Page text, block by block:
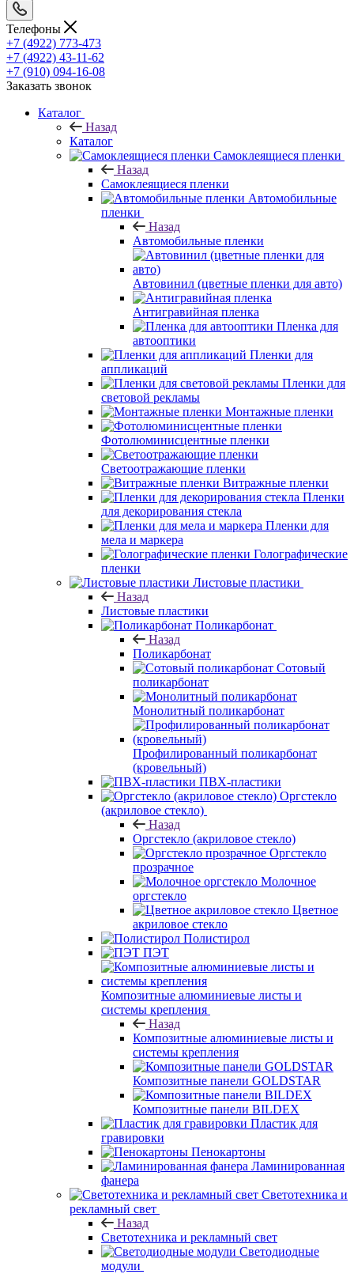
Телефоны
+7 (4922) 773-473
+7 (4922) 43-11-62
+7 (910) 094-16-08
Заказать звонок
Каталог
Назад
Каталог
Самоклеящиеся пленки
Назад
Самоклеящиеся пленки
Автомобильные
пленки
Назад
Автомобильные пленки
Автовинил (цветные пленки для авто)
Антигравийная пленка
Пленка для
автооптики
Пленки для
аппликаций
Пленки для
световой рекламы
Монтажные пленки
Фотолюминисцентные пленки
Светоотражающие пленки
Витражные пленки
Пленки
для декорирования стекла
Пленки для
мела и маркера
Голографические
пленки
Листовые пластики
Назад
Листовые пластики
Поликарбонат
Назад
Поликарбонат
Сотовый
поликарбонат
Монолитный поликарбонат
Профилированный поликарбонат
(кровельный)
ПВХ-пластики
Оргстекло
(акриловое стекло)
Назад
Оргстекло (акриловое стекло)
Оргстекло
прозрачное
Молочное
оргстекло
Цветное
акриловое стекло
Полистирол
ПЭТ
Композитные алюминиевые листы и
системы крепления
Назад
Композитные алюминиевые листы и
системы крепления
Композитные панели GOLDSTAR
Композитные панели BILDEX
Пластик для
гравировки
Пенокартоны
Ламинированная
фанера
Светотехника и
рекламный свет
Назад
Светотехника и рекламный свет
Светодиодные
модули